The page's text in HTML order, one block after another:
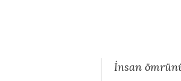
İnsan